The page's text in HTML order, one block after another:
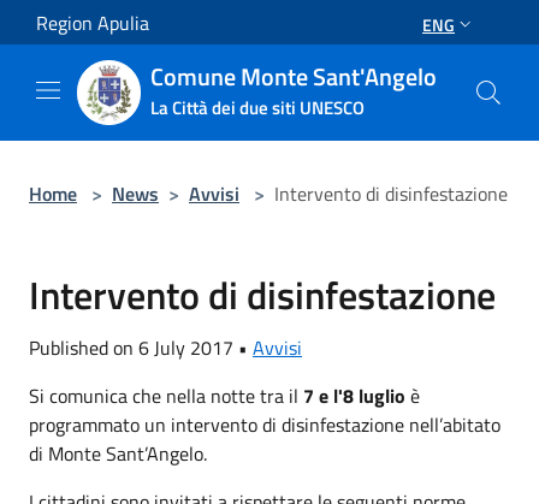
Salta al contenuto principale
Region Apulia ENG
Comune Monte Sant'Angelo
La Città dei due siti UNESCO
Home > News > Avvisi > Intervento di disinfestazione
Intervento di disinfestazione
Published on 6 July 2017 • Avvisi
Si comunica che nella notte tra il 7 e l'8 luglio è
programmato un intervento di disinfestazione nell’abitato
di Monte Sant’Angelo.